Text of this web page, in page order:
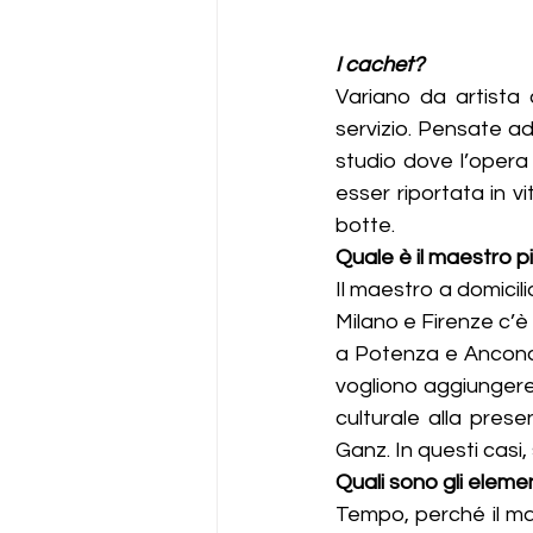
I cachet?
Variano da artista
servizio. Pensate
studio dove
esser riportata in
botte.
Quale è il maestro
Il maestro a
Milano e Firenze
a Potenza e
vogliono
culturale alla
Ganz. In questi
Quali sono gli
Tempo, perché il